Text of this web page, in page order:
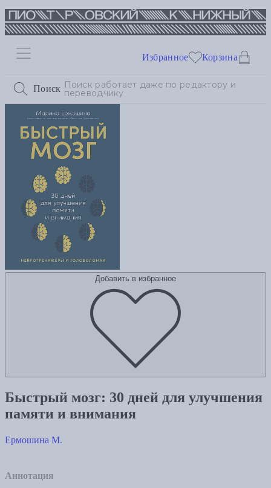
Поиск
Избранное Корзина
Добавить в избранное
Быстрый мозг: 30 дней для улучшения
памяти и внимания
Ермошина М.
Аннотация